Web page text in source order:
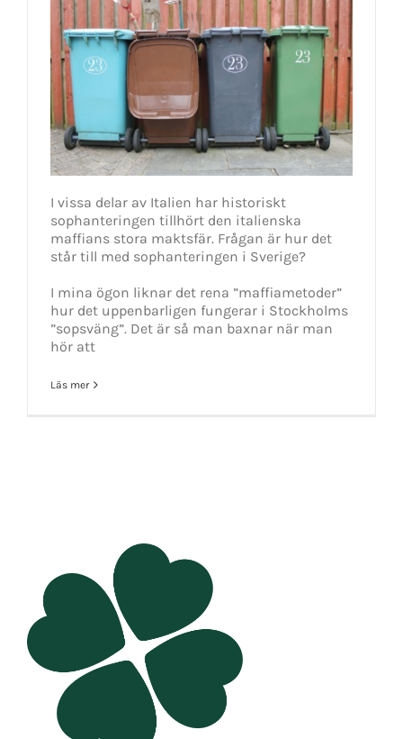
I vissa delar av Italien har historiskt
sophanteringen tillhört den italienska
maffians stora maktsfär. Frågan är hur det
står till med sophanteringen i Sverige?
I mina ögon liknar det rena ”maffiametoder”
hur det uppenbarligen fungerar i Stockholms
”sopsväng”. Det är så man baxnar när man
hör att
Läs mer